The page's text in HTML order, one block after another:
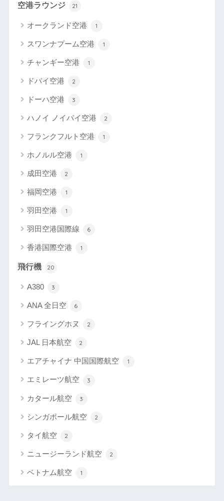
空港ラウンジ 21
オークランド空港 1
スワンナプーム空港 1
チャンギー空港 1
ドバイ空港 2
ドーハ空港 3
ハノイ ノイバイ空港 2
フランクフルト空港 1
ホノルル空港 1
成田空港 2
福岡空港 1
羽田空港 1
羽田空港国際線 6
香港国際空港 1
飛行機 20
A380 3
ANA 全日空 6
フライングホヌ 2
JAL 日本航空 2
エアチャイナ 中国国際航空 1
エミレーツ航空 3
カタール航空 3
シンガポール航空 2
タイ航空 2
ニュージーランド航空 2
ベトナム航空 1